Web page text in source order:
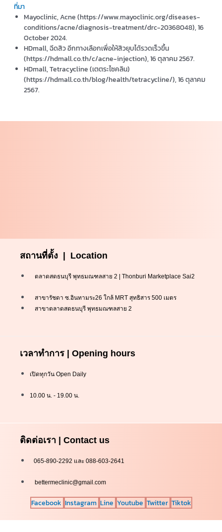
ที่มา
Mayoclinic, Acne (https://www.mayoclinic.org/diseases-
conditions/acne/diagnosis-treatment/drc-20368048), 16
October 2024.
HDmall, ฉีดสิว อีกทางเลือกเพื่อให้สิวยุบได้รวดเร็วขึ้น
(https://hdmall.co.th/c/acne-injection), 16 ตุลาคม 2567.
HDmall, Tetracycline (เตตระไซคลิน)
(https://hdmall.co.th/blog/health/tetracycline/), 16 ตุลาคม
2567.
สถานที่ตั้ง | Location
ตลาดสดธนบุรี พุทธมณฑลสาย 2 | Thonburi Marketplace Sai2
สาขารัชดา ซ.อินทามระ26 ใกล้ MRT สุทธิสาร 500 เมตร
สาขาตลาดสดธนบุรี พุทธมณฑลสาย 2
เวลาทำการ | Opening hours
เปิดทุกวัน Open Daily
10.00 น. - 19.00 น.
ติดต่อเรา | Contact us
065-890-2292 และ 088-603-2641
bettermeclinic@gmail.com
Facebook Instagram Line Youtube Twitter Tiktok